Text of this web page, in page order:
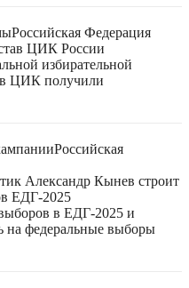
Российская Федерация
ЦИК России
избирательной
ЦИК получили
Российская
Александр Кынев строит
ЕДГ-2025
в ЕДГ-2025 и
на федеральные выборы